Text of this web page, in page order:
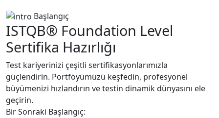
Başlangıç
ISTQB® Foundation Level
Sertifika Hazırlığı
Test kariyerinizi çeşitli sertifikasyonlarımızla
güçlendirin. Portföyümüzü keşfedin, profesyonel
büyümenizi hızlandırın ve testin dinamik dünyasını ele
geçirin.
Bir Sonraki Başlangıç: